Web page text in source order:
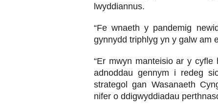
lwyddiannus.
“Fe wnaeth y pandemig
gynnydd triphlyg yn y galw am
“Er mwyn manteisio ar y
adnoddau gennym i redeg
strategol gan Wasanaeth
nifer o ddigwyddiadau